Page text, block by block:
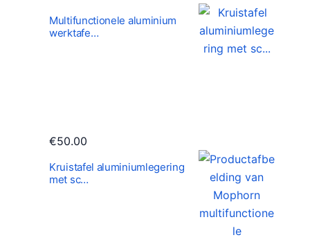
Multifunctionele aluminium
werktafe…
€50.00
Kruistafel aluminiumlegering
met sc…